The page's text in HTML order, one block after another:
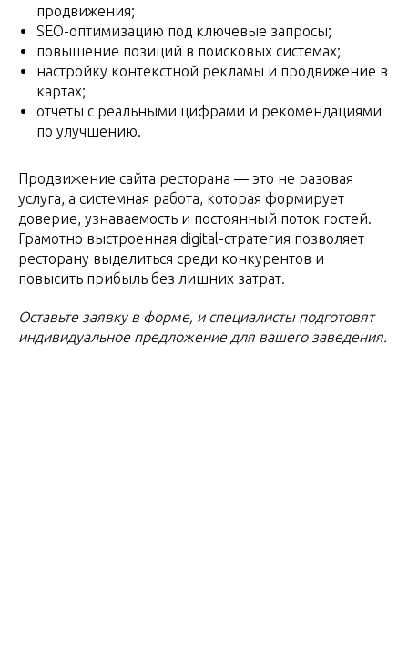
продвижения;
SEO-оптимизацию под ключевые запросы;
повышение позиций в поисковых системах;
настройку контекстной рекламы и продвижение в
картах;
отчеты с реальными цифрами и рекомендациями
по улучшению.
Продвижение сайта ресторана — это не разовая
услуга, а системная работа, которая формирует
доверие, узнаваемость и постоянный поток гостей.
Грамотно выстроенная digital-стратегия позволяет
ресторану выделиться среди конкурентов и
повысить прибыль без лишних затрат.
Оставьте заявку в форме, и специалисты подготовят
индивидуальное предложение для вашего заведения.